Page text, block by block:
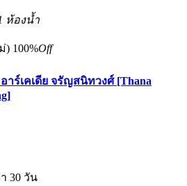
ห้องน้ำ
) 100%Off
าร์เคเดีย จรัญสนิทวงศ์ [Thana
30 วัน